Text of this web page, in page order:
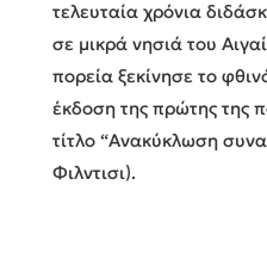
τελευταία χρόνια
σε μικρά νησιά του
πορεία ξεκίνησε το
έκδοση της πρώτης της
τίτλο “Ανακύκλωση
Φιλντισι).